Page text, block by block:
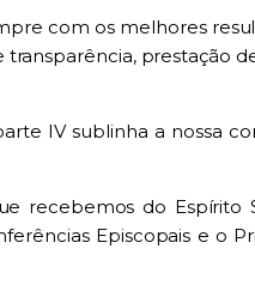
com os melhores
transparência, prestação
IV sublinha a nossa
recebemos do Espírito
Episcopais e o